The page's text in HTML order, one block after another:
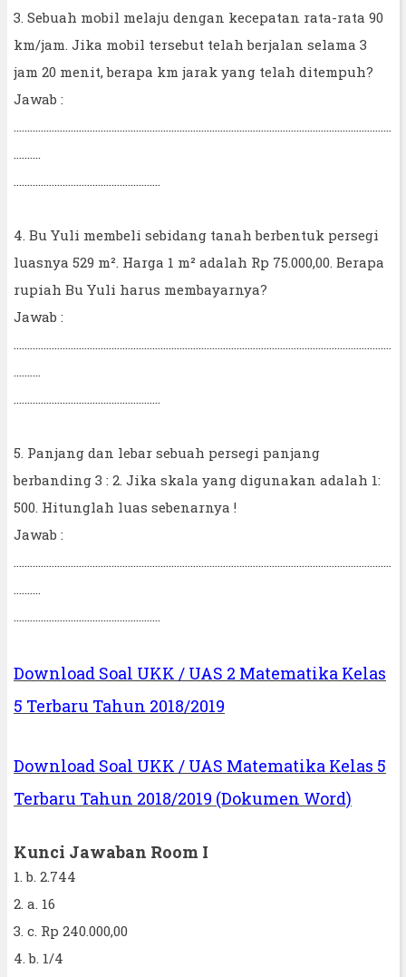
3. Sebuah mobil melaju dengan kecepatan rata-rata 90
km/jam. Jika mobil tersebut telah berjalan selama 3
jam 20 menit, berapa km jarak yang telah ditempuh?
Jawab :
...........................................................................................................................................
..........
......................................................
4. Bu Yuli membeli sebidang tanah berbentuk persegi
luasnya 529 m². Harga 1 m² adalah Rp 75.000,00. Berapa
rupiah Bu Yuli harus membayarnya?
Jawab :
...........................................................................................................................................
..........
......................................................
5. Panjang dan lebar sebuah persegi panjang
berbanding 3 : 2. Jika skala yang digunakan adalah 1:
500. Hitunglah luas sebenarnya !
Jawab :
...........................................................................................................................................
..........
......................................................
Download Soal UKK / UAS 2 Matematika Kelas
5 Terbaru Tahun 2018/2019
Download Soal UKK / UAS Matematika Kelas 5
Terbaru Tahun 2018/2019 (Dokumen Word)
Kunci Jawaban Room I
1. b. 2.744
2. a. 16
3. c. Rp 240.000,00
4. b. 1/4